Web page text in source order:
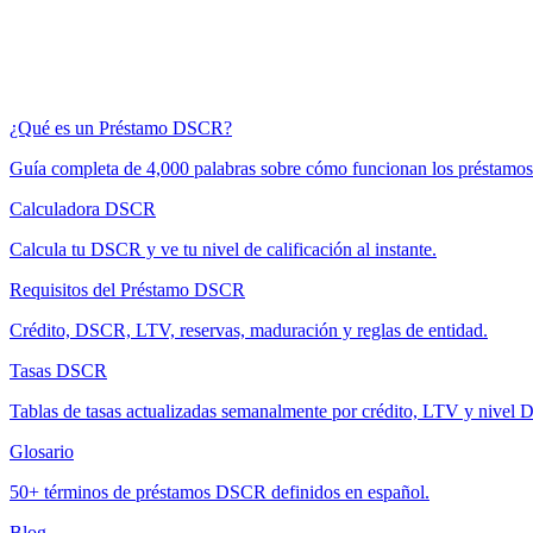
¿Qué es un Préstamo DSCR?
Guía completa de 4,000 palabras sobre cómo funcionan los
Calculadora DSCR
Calcula tu DSCR y ve tu nivel de calificación al instante.
Requisitos del Préstamo DSCR
Crédito, DSCR, LTV, reservas, maduración y reglas de entidad.
Tasas DSCR
Tablas de tasas actualizadas semanalmente por crédito, LTV y nivel
Glosario
50+ términos de préstamos DSCR definidos en español.